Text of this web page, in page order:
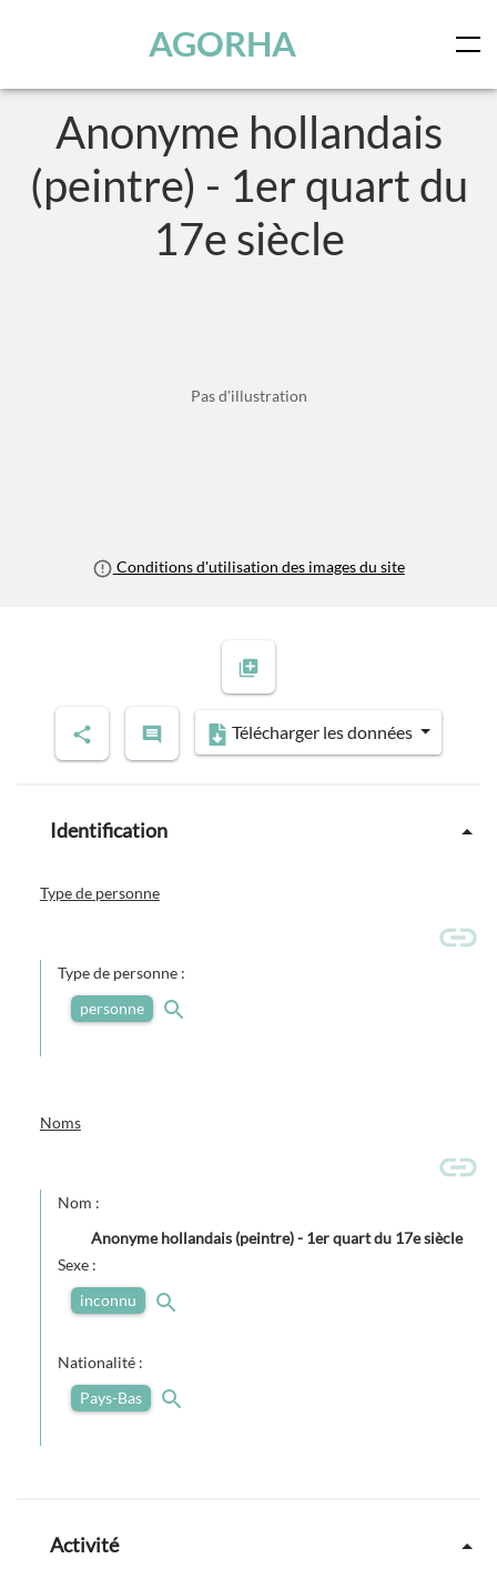
AGORHA
Anonyme hollandais
(peintre) - 1er quart du
17e siècle
Pas d'illustration
Conditions d'utilisation des images du site
Télécharger les données
Identification
Type de personne
Type de personne :
personne
Noms
Nom :
Anonyme hollandais (peintre) - 1er quart du 17e siècle
Sexe :
inconnu
Nationalité :
Pays-Bas
Activité